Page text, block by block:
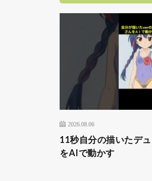
2026.08.06
11秒自分の描いたデ
をAIで動かす